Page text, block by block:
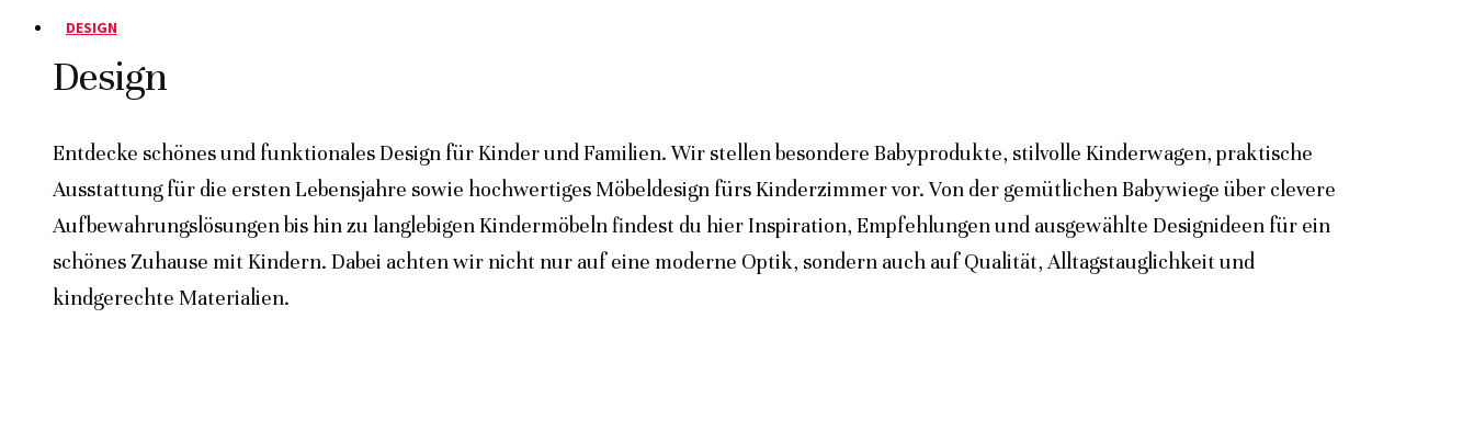
DESIGN
Design
Entdecke schönes und funktionales Design für Kinder und Familien. Wir stellen besondere Babyprodukte, stilvolle Kinderwagen, praktische
Ausstattung für die ersten Lebensjahre sowie hochwertiges Möbeldesign fürs Kinderzimmer vor. Von der gemütlichen Babywiege über clevere
Aufbewahrungslösungen bis hin zu langlebigen Kindermöbeln findest du hier Inspiration, Empfehlungen und ausgewählte Designideen für ein
schönes Zuhause mit Kindern. Dabei achten wir nicht nur auf eine moderne Optik, sondern auch auf Qualität, Alltagstauglichkeit und
kindgerechte Materialien.